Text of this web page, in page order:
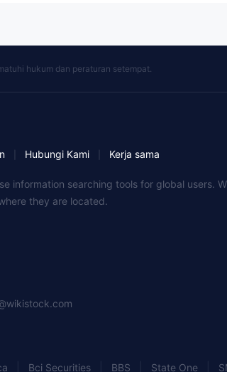
hukum dan peraturan setempat.
Hubungi Kami Kerja sama
searching tools for global users.
they are located.
Bci Securities BBS State One